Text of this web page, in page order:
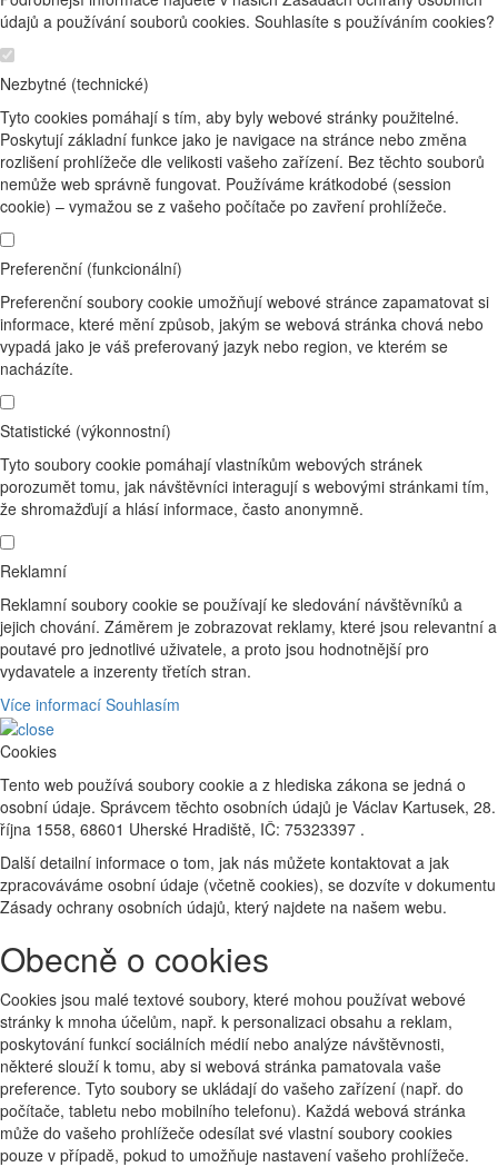
údajů a používání souborů cookies. Souhlasíte s používáním cookies?
Nezbytné (technické)
Tyto cookies pomáhají s tím, aby byly webové stránky použitelné.
Poskytují základní funkce jako je navigace na stránce nebo změna
rozlišení prohlížeče dle velikosti vašeho zařízení. Bez těchto souborů
nemůže web správně fungovat. Používáme krátkodobé (session
cookie) – vymažou se z vašeho počítače po zavření prohlížeče.
Preferenční (funkcionální)
Preferenční soubory cookie umožňují webové stránce zapamatovat si
informace, které mění způsob, jakým se webová stránka chová nebo
vypadá jako je váš preferovaný jazyk nebo region, ve kterém se
nacházíte.
Statistické (výkonnostní)
Tyto soubory cookie pomáhají vlastníkům webových stránek
porozumět tomu, jak návštěvníci interagují s webovými stránkami tím,
že shromažďují a hlásí informace, často anonymně.
Reklamní
Reklamní soubory cookie se používají ke sledování návštěvníků a
jejich chování. Záměrem je zobrazovat reklamy, které jsou relevantní a
poutavé pro jednotlivé uživatele, a proto jsou hodnotnější pro
vydavatele a inzerenty třetích stran.
Více informací Souhlasím
Cookies
Tento web používá soubory cookie a z hlediska zákona se jedná o
osobní údaje. Správcem těchto osobních údajů je Václav Kartusek, 28.
října 1558, 68601 Uherské Hradiště, IČ: 75323397 .
Další detailní informace o tom, jak nás můžete kontaktovat a jak
zpracováváme osobní údaje (včetně cookies), se dozvíte v dokumentu
Zásady ochrany osobních údajů, který najdete na našem webu.
Obecně o cookies
Cookies jsou malé textové soubory, které mohou používat webové
stránky k mnoha účelům, např. k personalizaci obsahu a reklam,
poskytování funkcí sociálních médií nebo analýze návštěvnosti,
některé slouží k tomu, aby si webová stránka pamatovala vaše
preference. Tyto soubory se ukládají do vašeho zařízení (např. do
počítače, tabletu nebo mobilního telefonu). Každá webová stránka
může do vašeho prohlížeče odesílat své vlastní soubory cookies
pouze v případě, pokud to umožňuje nastavení vašeho prohlížeče.